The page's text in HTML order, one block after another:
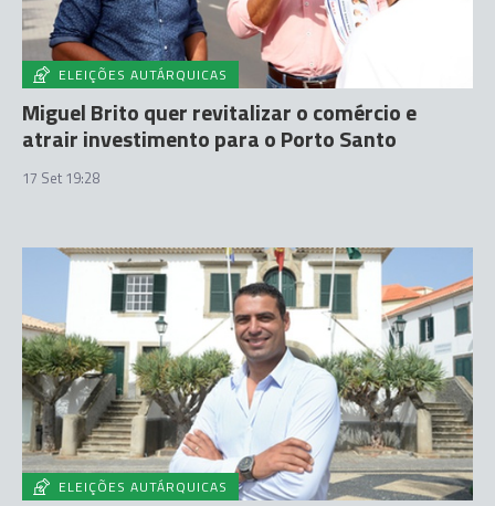
ELEIÇÕES AUTÁRQUICAS
Miguel Brito quer revitalizar o comércio e
atrair investimento para o Porto Santo
17 Set 19:28
ELEIÇÕES AUTÁRQUICAS